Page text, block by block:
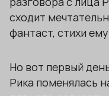
сходит
фантаст, стихи
Но вот первый
Рика поменялась